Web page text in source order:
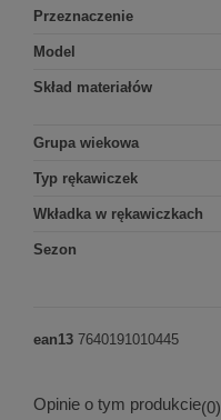
Przeznaczenie
Model
Skład materiałów
Grupa wiekowa
Typ rękawiczek
Wkładka w rękawiczkach
Sezon
ean13 7640191010445
Opinie o tym produkcie(0)